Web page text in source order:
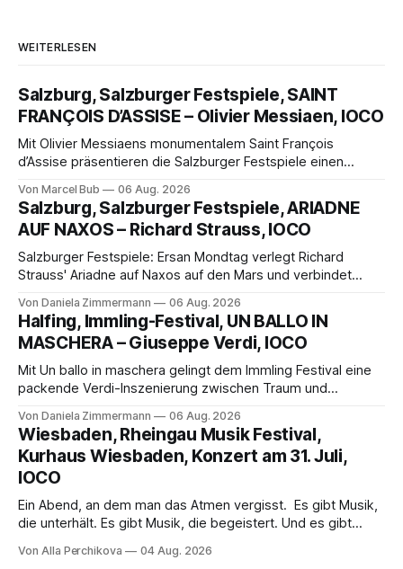
WEITERLESEN
Salzburg, Salzburger Festspiele, SAINT
FRANÇOIS D’ASSISE – Olivier Messiaen, IOCO
Mit Olivier Messiaens monumentalem Saint François
d’Assise präsentieren die Salzburger Festspiele einen
eine bildgewaltige Inszenierung, Maxime Pascal entfaltet
die komplexe Partitur eindrucksvoll, Philippe Sly berührt als
Franziskus.
Von Marcel Bub 06 Aug. 2026
Salzburg, Salzburger Festspiele, ARIADNE
AUF NAXOS – Richard Strauss, IOCO
Salzburger Festspiele: Ersan Mondtag verlegt Richard
Strauss' Ariadne auf Naxos auf den Mars und verbindet
Aufführung mit starken Solisten und den Wiener
Philharmonikern, szenisch bleibt der zweite Akt jedoch
hinter den Erwartungen zurück.
Von Daniela Zimmermann 06 Aug. 2026
Halfing, Immling-Festival, UN BALLO IN
MASCHERA – Giuseppe Verdi, IOCO
Mit Un ballo in maschera gelingt dem Immling Festival eine
packende Verdi-Inszenierung zwischen Traum und
psychologische Tiefe mit starken Bildern, getragen von
einem spielfreudigen Ensemble und einer musikalisch
überzeugenden Gesamtleistung.
Von Daniela Zimmermann 06 Aug. 2026
Wiesbaden, Rheingau Musik Festival,
Kurhaus Wiesbaden, Konzert am 31. Juli,
IOCO
Ein Abend, an dem man das Atmen vergisst. Es gibt Musik,
die unterhält. Es gibt Musik, die begeistert. Und es gibt
Genau so war der Abend im Kurhaus Wiesbaden, an dem
Von Alla Perchikova 04 Aug. 2026